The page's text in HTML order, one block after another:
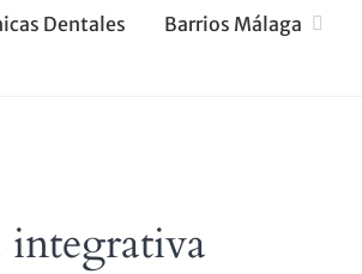
Dentales Barrios Málaga